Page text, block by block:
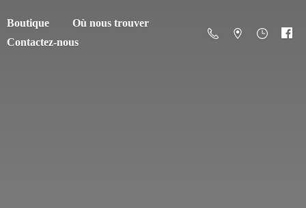
Boutique
Où nous trouver
Contactez-nous